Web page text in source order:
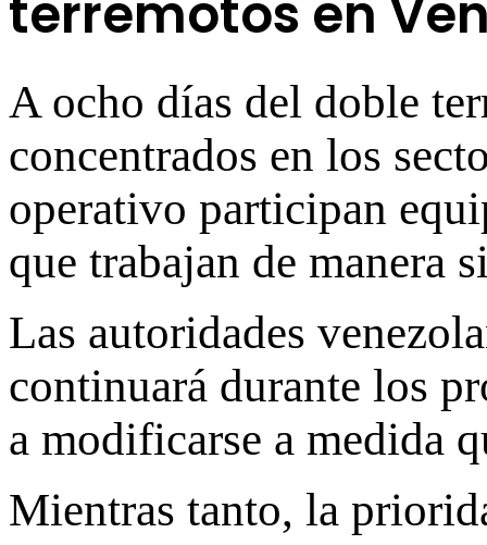
terremotos en
A ocho días del doble
concentrados en los
operativo participan
que trabajan de manera
Las autoridades
continuará durante los
a modificarse a medida
Mientras tanto, la